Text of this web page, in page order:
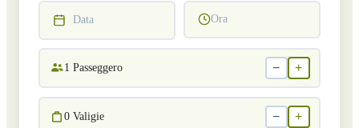
Data Ora
1 Passeggero − +
0 Valigie − +